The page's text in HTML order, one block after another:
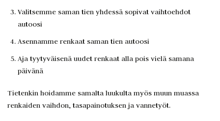
Valitsemme saman tien yhdessä sopivat vaihtoehdot
autoosi
Asennamme renkaat saman tien autoosi
Aja tyytyväisenä uudet renkaat alla pois vielä samana
päivänä
Tietenkin hoidamme samalta luukulta myös muun muassa
renkaiden vaihdon, tasapainotuksen ja vannetyöt.